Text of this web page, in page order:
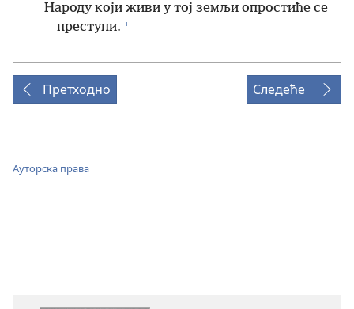
Народу који живи у тој земљи опростиће се
преступи. +
Претходно Следеће
Ауторска права